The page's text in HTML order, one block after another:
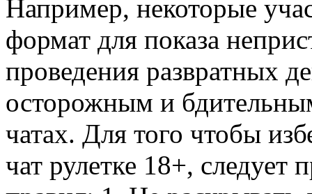
Например, некоторые
формат для показа
проведения развратных
осторожным и
чатах. Для того чтобы
чат рулетке 18+, следует